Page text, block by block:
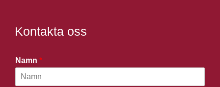
Kontakta oss
Namn *